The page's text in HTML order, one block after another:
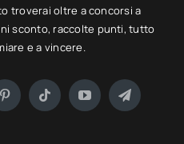
troverai oltre a concorsi a
sconto, raccolte punti, tutto
e a vincere.